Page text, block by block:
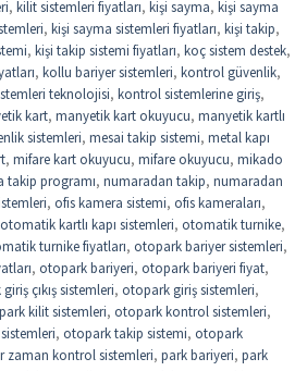
, kilit sistemleri fiyatları, kişi sayma, kişi sayma
, kişi sayma sistemleri fiyatları, kişi takip,
, kişi takip sistemi fiyatları, koç sistem destek,
, kollu bariyer sistemleri, kontrol güvenlik,
teknolojisi, kontrol sistemlerine giriş,
kart, manyetik kart okuyucu, manyetik kartlı
sistemleri, mesai takip sistemi, metal kapı
, mifare kart okuyucu, mifare okuyucu, mikado
takip programı, numaradan takip, numaradan
, ofis kamera sistemi, ofis kameraları,
otomatik kartlı kapı sistemleri, otomatik turnike,
turnike fiyatları, otopark bariyer sistemleri,
, otopark bariyeri, otopark bariyeri fiyat,
çıkış sistemleri, otopark giriş sistemleri,
kilit sistemleri, otopark kontrol sistemleri,
, otopark takip sistemi, otopark
zaman kontrol sistemleri, park bariyeri, park